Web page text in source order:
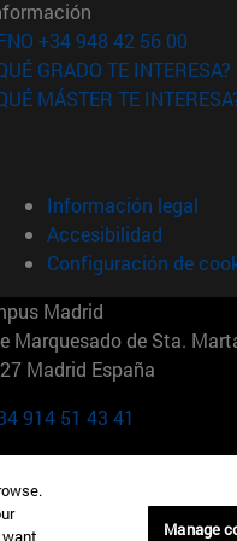
ventana)
+34 948 42 56 00
GRADO TE INTERESA?
MÁSTER TE
Información legal
Accesibilidad
Configuración de
Madrid
Marquesado de Sta.
Madrid España
914 51 43 41
Theresia-Straße 15
Alemania
Manage